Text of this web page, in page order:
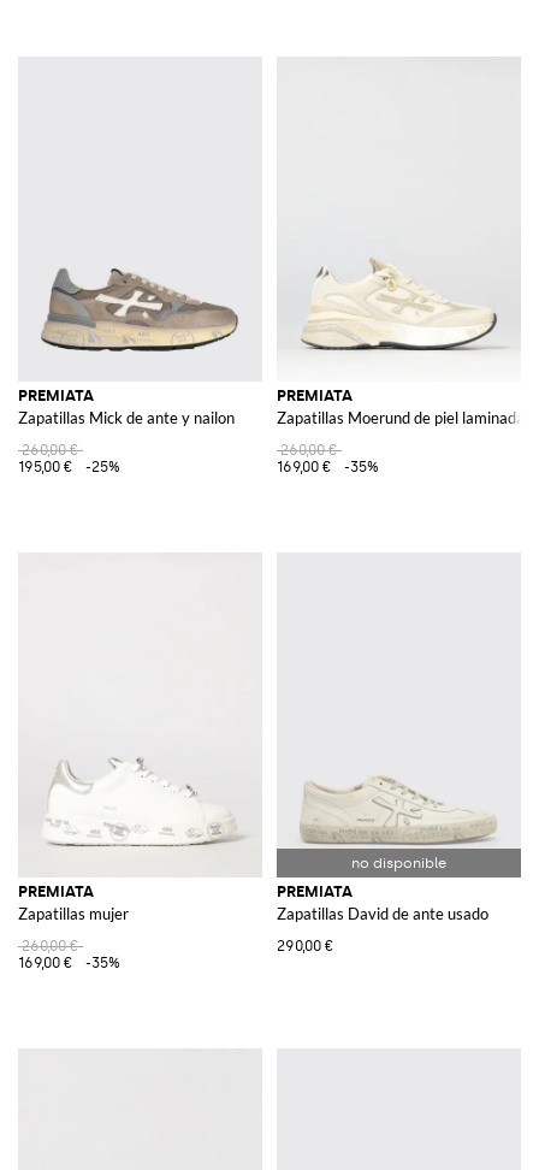
PREMIATA
Zapatillas Mick de ante y nailon
260,00 €
195,00 €
-25%
PREMIATA
Zapatillas Moerund de piel laminada
260,00 €
169,00 €
-35%
PREMIATA
Zapatillas mujer
260,00 €
169,00 €
-35%
PREMIATA
Zapatillas David de ante usado
290,00 €